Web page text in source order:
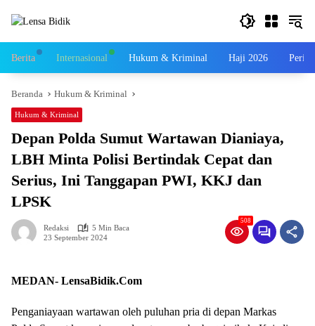
Berita Internasional Hukum & Kriminal Haji 2026
Beranda Hukum & Kriminal
Hukum & Kriminal
Depan Polda Sumut Wartawan Dianiaya,
LBH Minta Polisi Bertindak Cepat dan
Serius, Ini Tanggapan PWI, KKJ dan
LPSK
Redaksi
5 Min Baca
23 September 2024
508
MEDAN- LensaBidik.Com
Penganiayaan wartawan oleh puluhan pria di depan Markas